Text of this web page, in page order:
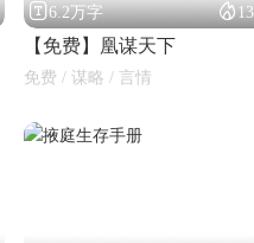
6.2万字 
【免费】凰谋天下
免费 / 谋略 / 言情